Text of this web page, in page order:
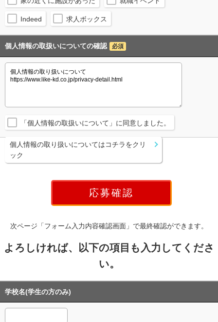
Indeed 求人ボックス
個人情報の取扱いについての確認 必須
「個人情報の取扱いについて」に同意しました。
個人情報の取り扱いについてはコチラをクリ
ック
次ページ「フォーム入力内容確認画面」で最終確認ができます。
よろしければ、以下の項目も入力してくださ
い。
学校名(学生の方のみ)